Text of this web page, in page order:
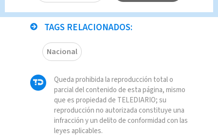
TAGS RELACIONADOS:
Nacional
Queda prohibida la reproducción total o
parcial del contenido de esta página, mismo
que es propiedad de TELEDIARIO; su
reproducción no autorizada constituye una
infracción y un delito de conformidad con las
leyes aplicables.